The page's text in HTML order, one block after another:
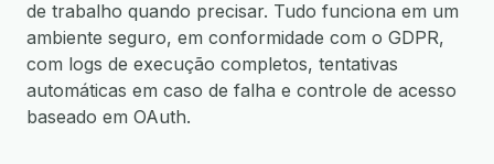
de trabalho quando precisar. Tudo funciona em um
ambiente seguro, em conformidade com o GDPR,
com logs de execução completos, tentativas
automáticas em caso de falha e controle de acesso
baseado em OAuth.